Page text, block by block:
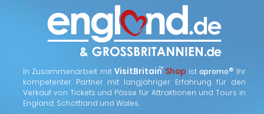
In Zusammenarbeit mitVisitBritain
™ Shop istapromo® Ihr
kompetenter Partner mit langjähriger Erfahrung für den
Verkauf von Tickets und Pässe für Attraktionen und Tours in
England, Schottland und Wales.